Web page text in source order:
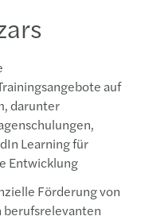
auf
darunter
Learning für
Entwicklung
Förderung von
berufsrelevanten